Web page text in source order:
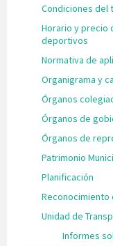
Condiciones del
Horario y precio
deportivos
Normativa de
Organigrama y
Órganos
Órganos de
Órganos de
Patrimonio
Planificación
Unidad de
Informes